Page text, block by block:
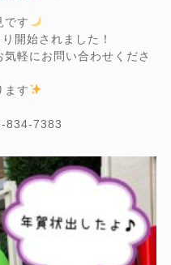
です
開始されました！
軽にお問い合わせくださ
ます
834-7383